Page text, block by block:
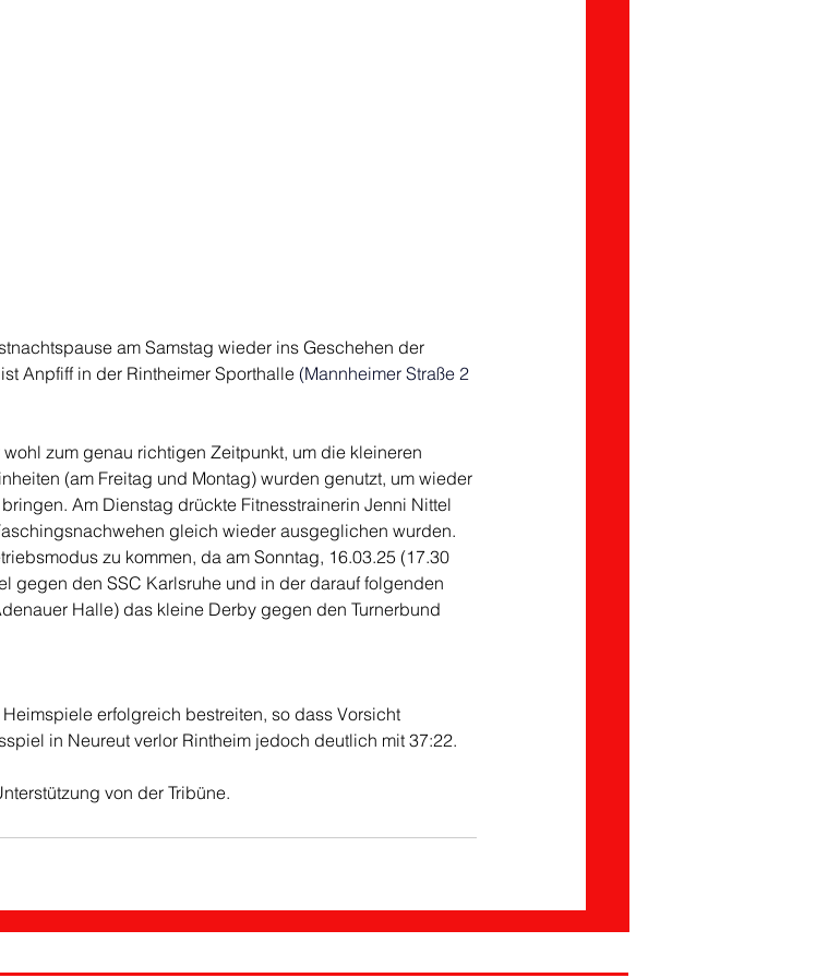
am Samstag wieder ins Geschehen der
Anpfiff in der Rintheimer Sporthalle (Mannheimer Straße 2
zum genau richtigen Zeitpunkt, um die kleineren
(am Freitag und Montag) wurden genutzt, um wieder
Am Dienstag drückte Fitnesstrainerin Jenni Nittel
gleich wieder ausgeglichen wurden.
zu kommen, da am Sonntag, 16.03.25 (17.30
gegen den SSC Karlsruhe und in der darauf folgenden
Halle) das kleine Derby gegen den Turnerbund
erfolgreich bestreiten, so dass Vorsicht
in Neureut verlor Rintheim jedoch deutlich mit 37:22.
von der Tribüne.